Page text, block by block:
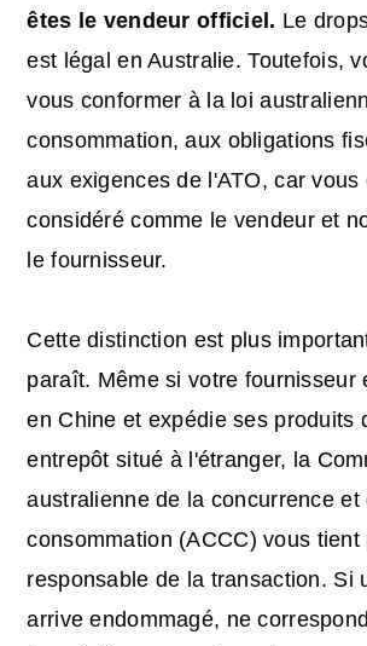
êtes le vendeur officiel. Le
est légal en Australie. Toutefois,
vous conformer à la loi
consommation, aux obligations
aux exigences de l'ATO, car vous
considéré comme le vendeur et
le fournisseur.
Cette distinction est plus
paraît. Même si votre fournisseur
en Chine et expédie ses produits
entrepôt situé à l'étranger, la
australienne de la concurrence et
consommation (ACCC) vous tient
responsable de la transaction. Si
arrive endommagé, ne